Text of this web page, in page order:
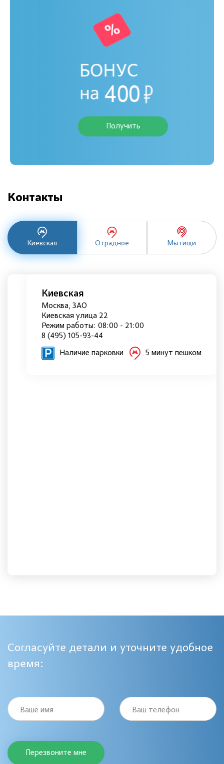
Получить
Контакты
Киевская Отрадное Мытищи
Киевская
Москва, ЗАО
Киевская улица 22
Режим работы: 08:00 - 21:00
8 (495) 105-93-44
Наличие парковки 5 минут пешком
Согласуйте детали и уточните удобное
время:
Ваше имя Ваш телефон